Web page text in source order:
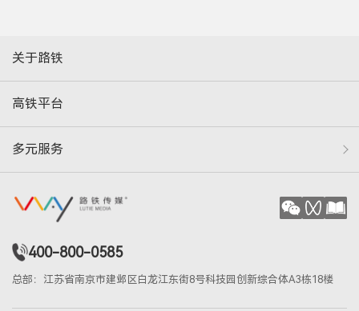
关于路铁
高铁平台
多元服务
400-800-0585
总部：江苏省南京市建邺区白龙江东街8号科技园创新综合体A3栋18楼